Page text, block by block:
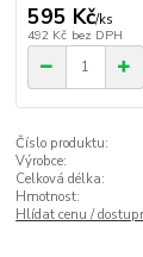
595 Kč/ks
492 Kč bez DPH
Číslo produktu:
Výrobce:
Celková délka:
Hmotnost:
Hlídat cenu /